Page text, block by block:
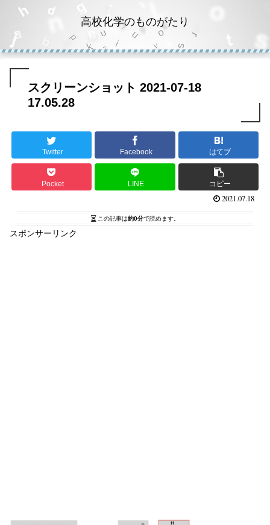
高校化学のものがたり
スクリーンショット 2021-07-18
17.05.28
Twitter Facebook はてブ
Pocket LINE コピー
2021.07.18
この記事は約0分で読めます。
スポンサーリンク